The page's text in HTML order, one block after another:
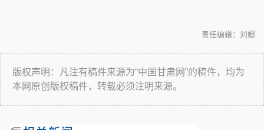
责任编辑：刘姗
版权声明：凡注有稿件来源为“中国甘肃网”的稿件，均为
本网原创版权稿件，转载必须注明来源。